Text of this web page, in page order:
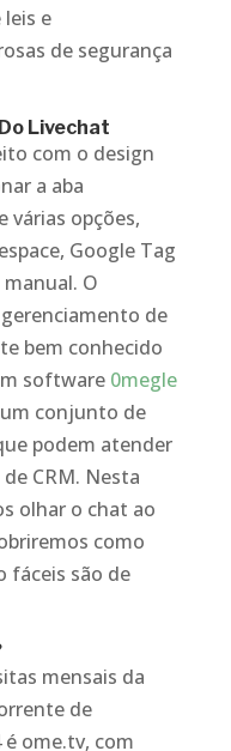
e
de segurança
Livechat
com o design
a aba
várias opções,
Google Tag
O
de
bem conhecido
software 0megle
conjunto de
podem atender
CRM. Nesta
olhar o chat ao
como
fáceis são de
mensais da
de
ome.tv, com